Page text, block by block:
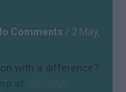
Comments / 2 May,
with a difference?